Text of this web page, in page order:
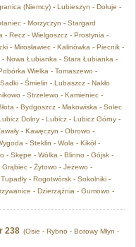
(Niemcy) - Lubieszyn - Dołuje -
- Morzyczyn - Stargard
- Recz - Wielgoszcz - Prostynia -
- Mirosławiec - Kalinówka - Piecnik -
- Nowa Łubianka - Stara Łubianka -
Wielka - Tomaszewo -
- Śmielin - Lubaszcz - Nakło
- Strzelewo - Kamieniec -
- Bydgoszcz - Makowiska - Solec
Dolny - Lubicz - Lubicz Górny -
- Kawęczyn - Obrowo -
- Steklin - Wola - Kikół -
- Skępe - Wólka - Blinno - Gójsk -
- Żytowo - Jeżewo -
- Rogotwórsk - Sokolniki -
- Dzierzążnia - Gumowo -
238 (Osie - Rybno - Borowy Młyn -